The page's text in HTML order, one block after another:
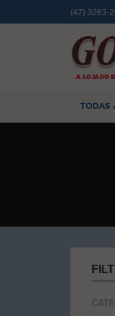
(47) 3263-
TODAS